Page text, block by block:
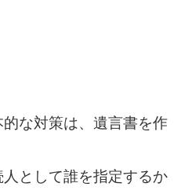
な対策は、遺言書を作
として誰を指定するか